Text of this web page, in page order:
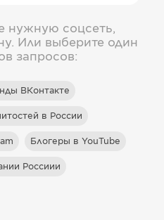
нужную соцсеть,
Или выберите один
запросов:
ВКонтакте
в России
Блогеры в YouTube
Россиии